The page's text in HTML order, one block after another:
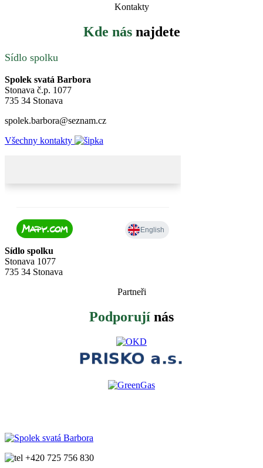
Kontakty
Kde násnajdete
Sídlo spolku
Spolek svatá Barbora
Stonava č.p. 1077
735 34 Stonava
spolek.barbora@seznam.cz
Všechny kontakty
Sídlo spolku
Stonava 1077
735 34 Stonava
Partneři
Podporují nás
+420 725 756 830